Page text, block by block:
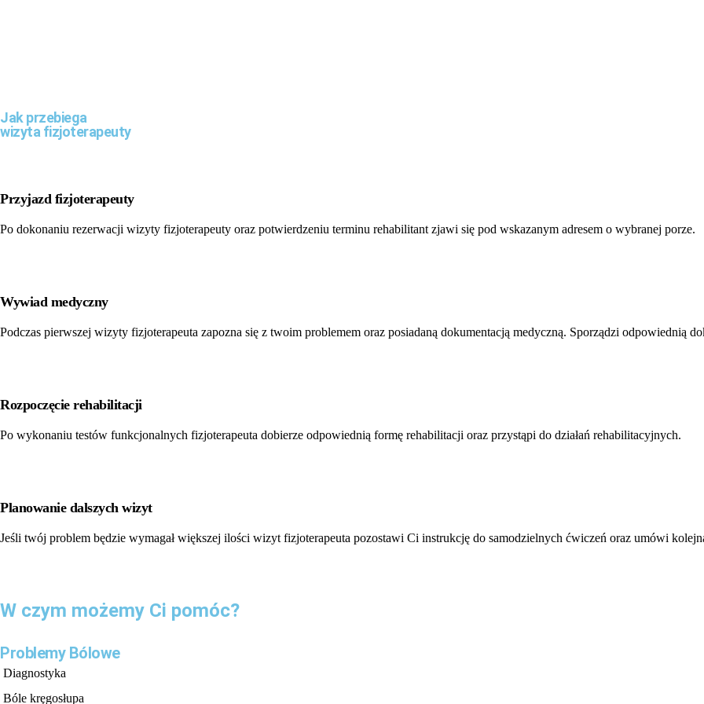
Jak przebiega
wizyta fizjoterapeuty
Przyjazd fizjoterapeuty
Po dokonaniu rezerwacji wizyty fizjoterapeuty oraz potwierdzeniu terminu rehabilitant zjawi się pod wskazanym adresem o wybranej porze.
Wywiad medyczny
Podczas pierwszej wizyty fizjoterapeuta zapozna się z twoim problemem oraz posiadaną dokumentacją medyczną. Sporządzi odpowiednią
Rozpoczęcie rehabilitacji
Po wykonaniu testów funkcjonalnych fizjoterapeuta dobierze odpowiednią formę rehabilitacji oraz przystąpi do działań rehabilitacyjnych.
Planowanie dalszych wizyt
Jeśli twój problem będzie wymagał większej ilości wizyt fizjoterapeuta pozostawi Ci instrukcję do samodzielnych ćwiczeń oraz umówi
W czym możemy Ci pomóc?
Problemy Bólowe
Diagnostyka
Bóle kręgosłupa